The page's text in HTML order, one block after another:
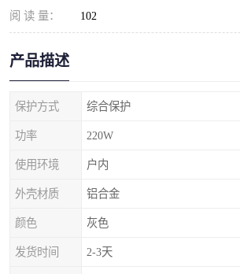
阅 读 量： 102
产品描述
保护方式 综合保护
功率 220W
使用环境 户内
外壳材质 铝合金
颜色 灰色
发货时间 2-3天